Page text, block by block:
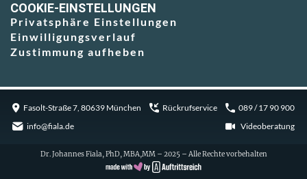
COOKIE-EINSTELLUNGEN
Privatsphäre Einstellungen
Einwilligungsverlauf
Zustimmung aufheben
Fasolt-Straße 7, 80639 München Rückrufservice
089 / 17 90 900
info@fiala.de
Videoberatung
Dr. Johannes Fiala, PhD, MBA,MM – 2025 – Alle Rechte vorbehalten